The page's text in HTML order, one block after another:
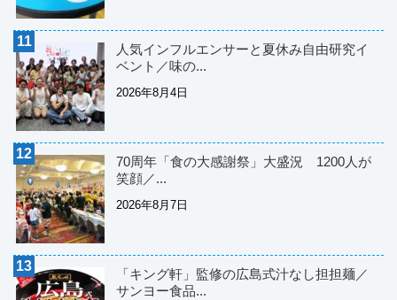
人気インフルエンサーと夏休み自由研究イ
ベント／味の...
2026年8月4日
70周年「食の大感謝祭」大盛況 1200人が
笑顔／...
2026年8月7日
「キング軒」監修の広島式汁なし担担麺／
サンヨー食品...